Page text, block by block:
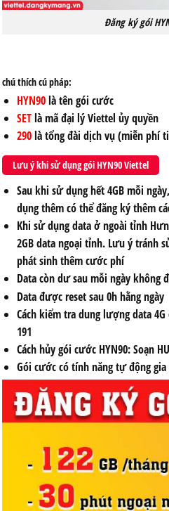
Đăng ký gói
chú thích cú pháp:
HYN90là tên gói cước
SETlà mã đại lý Viettel ủy quyền
290là tổng đài dịch vụ (miễn phí
Lưu ý khi sử dụng gói HYN90 Viettel
Sau khi sử dụng hết 4GB mỗi
dụng thêm có thể đăng ký thêm
Khi sử dụng data ở ngoài tỉnh
2GB data ngoại tỉnh. Lưu ý tránh
phát sinh thêm cước phí
Data còn dư sau mỗi ngày không
Data được reset sau 0h hằng ngày
Cách kiểm tra dung lượng data
191
Cách hủy gói cước HYN90:Soạn
Gói cước có tính năng tự động gia